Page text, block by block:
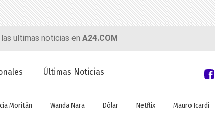
ultimas noticias en A24.COM
Últimas Noticias
Moritán Wanda Nara Dólar Netflix Mauro Icardi